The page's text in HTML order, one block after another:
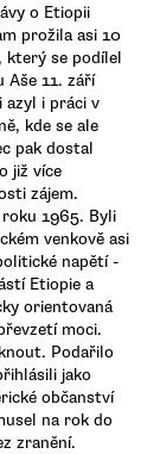
o Etiopii
prožila asi 10
který se podílel
Aše 11. září
azyl i práci v
kde se ale
pak dostal
již více
zájem.
1965. Byli
venkově asi
napětí -
Etiopie a
orientovaná
moci.
Podařilo
jako
občanství
na rok do
zranění.